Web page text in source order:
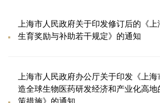
上海市人民政府关于印发修订后的《上
生育奖励与补助若干规定》的通知
上海市人民政府办公厅关于印发《上
造全球生物医药研发经济和产业化高地
策措施》的通知